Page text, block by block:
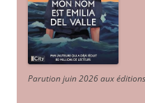
Parution juin 2026 aux